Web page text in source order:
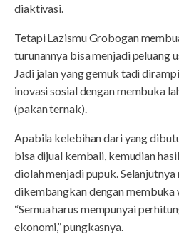
diaktivasi.
Tetapi Lazismu Grobogan
turunannya bisa menjadi peluang
Jadi jalan yang gemuk tadi
inovasi sosial dengan membuka
(pakan ternak).
Apabila kelebihan dari yang
bisa dijual kembali, kemudian
diolah menjadi pupuk. Selanjutnya
dikembangkan dengan membuka
“Semua harus mempunyai
ekonomi,” pungkasnya.